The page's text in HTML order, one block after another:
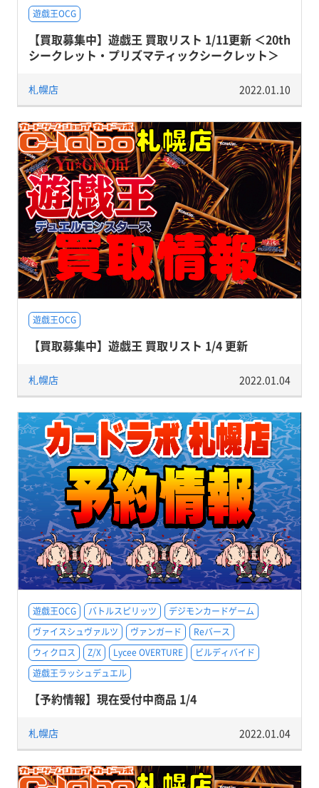
遊戯王OCG
【買取募集中】遊戯王 買取リスト 1/11更新 ＜20th
シークレット・プリズマティックシークレット＞
札幌店 2022.01.10
遊戯王OCG
【買取募集中】遊戯王 買取リスト 1/4 更新
札幌店 2022.01.04
遊戯王OCG バトルスピリッツ
デジモンカードゲーム
ヴァイスシュヴァルツ
ヴァンガード
Reバース
ウィクロス
Z/X Lycee OVERTURE
ビルディバイド
遊戯王ラッシュデュエル
【予約情報】現在受付中商品 1/4
札幌店 2022.01.04